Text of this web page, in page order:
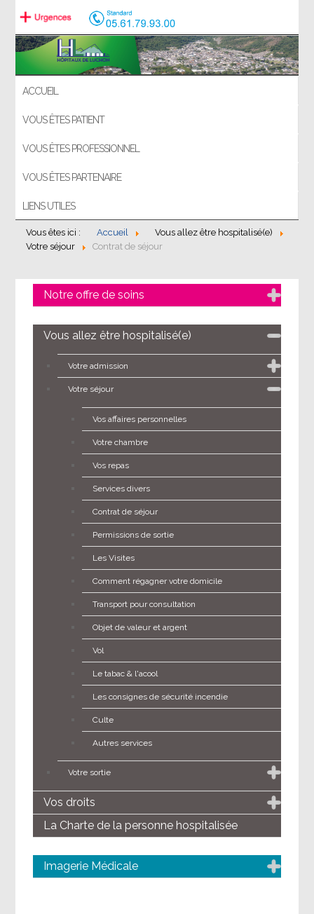
ACCUEIL
VOUS ÊTES PATIENT
VOUS ÊTES PROFESSIONNEL
VOUS ÊTES PARTENAIRE
LIENS UTILES
Vous êtes ici : Accueil
Vous allez être hospitalisé(e)
Votre séjour
Contrat de séjour
Notre offre de soins
Vous allez être hospitalisé(e)
Votre admission
Votre séjour
Vos affaires personnelles
Votre chambre
Vos repas
Services divers
Contrat de séjour
Permissions de sortie
Les Visites
Comment régagner votre domicile
Transport pour consultation
Objet de valeur et argent
Vol
Le tabac & l'acool
Les consignes de sécurité incendie
Culte
Autres services
Votre sortie
Vos droits
La Charte de la personne hospitalisée
Imagerie Médicale